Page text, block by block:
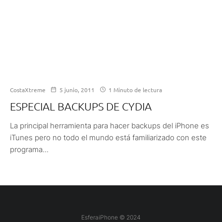
CostaXtreme 5 junio, 2011 1 Minuto de lectura
ESPECIAL BACKUPS DE CYDIA
La principal herramienta para hacer backups del iPhone es
iTunes pero no todo el mundo está familiarizado con este
programa...
EsferaiPhone © 2024